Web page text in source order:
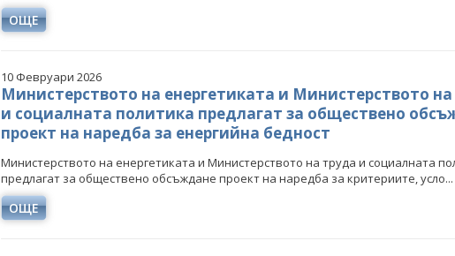
ОЩЕ
10 Февруари 2026
Министерството на енергетиката и Министерството
и социалната политика предлагат за обществено
проект на наредба за енергийна бедност
Министерството на енергетиката и Министерството на труда и социалната
предлагат за обществено обсъждане проект на наредба за критериите, усло...
ОЩЕ